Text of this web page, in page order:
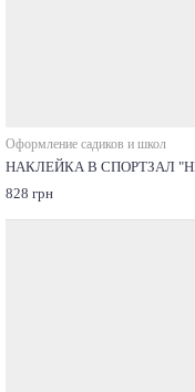
Оформление садиков и школ
НАКЛЕЙКА В СПОРТЗАЛ
828 грн